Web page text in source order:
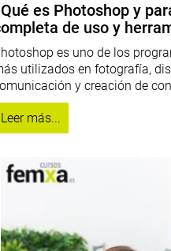
es Photoshop y
de uso y
es uno de los
utilizados en fotografía,
y creación de
Leer más...